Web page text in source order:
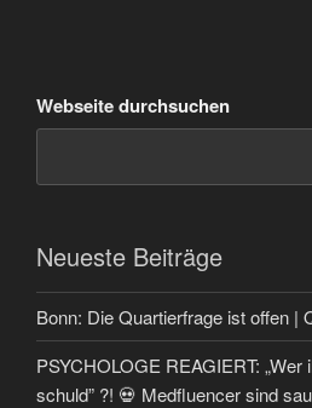
Webseite durchsuchen
Neueste Beiträge
Bonn: Die Quartierfrage ist offen |
PSYCHOLOGE REAGIERT:
schuld” ?! 💀 Medfluencer sind